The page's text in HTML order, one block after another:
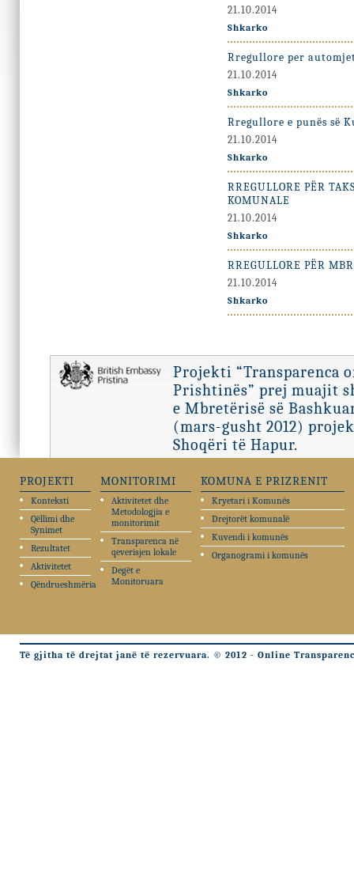
21.10.2014
Shkarko
Rregullore per
21.10.2014
Shkarko
Rregullore e punës së
21.10.2014
Shkarko
RREGULLORE PËR
KOMUNALE
21.10.2014
Shkarko
RREGULLORE PËR
21.10.2014
Shkarko
Projekti “Transparenca
Prishtinës” prej muajit
e Mbretërisë së
(mars-gusht 2012)
Shoqëri të Hapur.
PROJEKTI
Konteksti
Qëllimi dhe
Synimet
Rezultatet
Aktivitetet
Qëndrueshmëria
MONITORIMI
Aktivitetet dhe
Metodologjia e
monitorimit
Transparenca në
qeverisjen lokale
Degët e
Monitoruara
KOMUNA E PRIZRENIT
Kryetari i Komunës
Drejtorët komunalë
Kuvendi i komunës
Organogrami i komunës
Të gjitha të drejtat janë të rezervuara. © 2012 - Online